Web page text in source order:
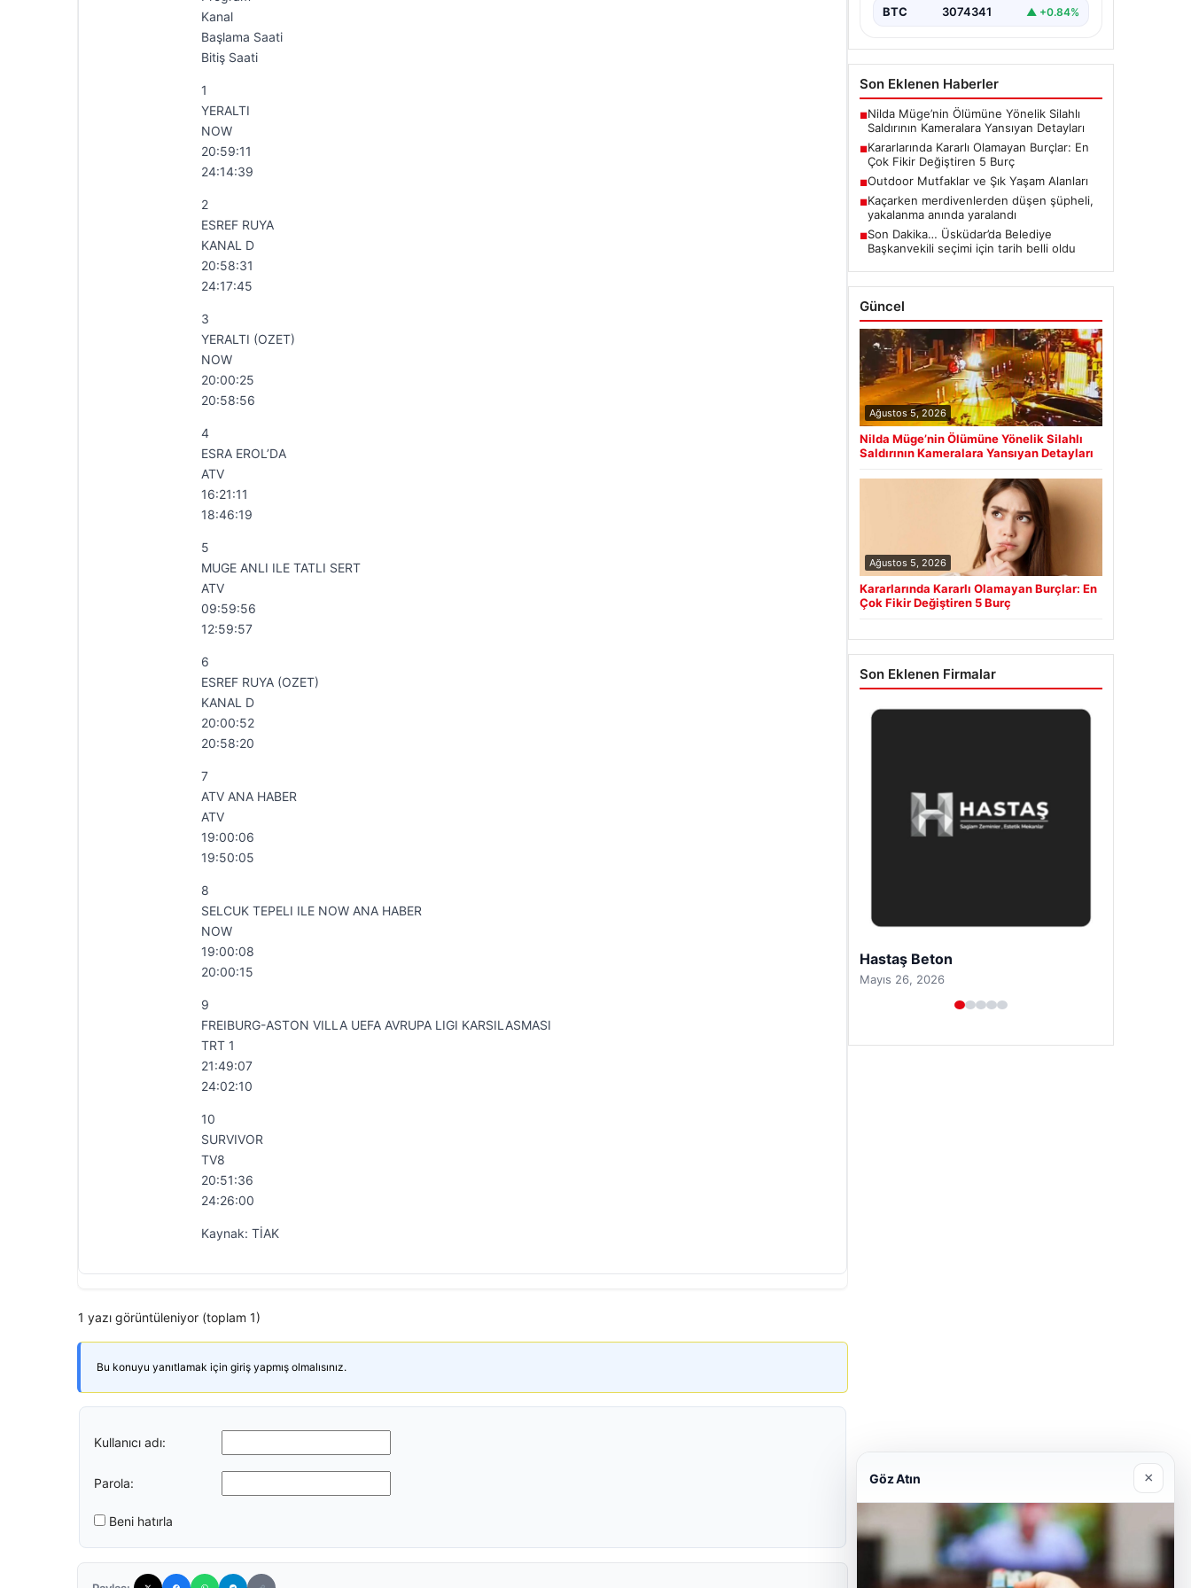
Kanal
Başlama Saati
Bitiş Saati
1
YERALTI
NOW
20:59:11
24:14:39
2
ESREF RUYA
KANAL D
20:58:31
24:17:45
3
YERALTI (OZET)
NOW
20:00:25
20:58:56
4
ESRA EROL’DA
ATV
16:21:11
18:46:19
5
MUGE ANLI ILE TATLI SERT
ATV
09:59:56
12:59:57
6
ESREF RUYA (OZET)
KANAL D
20:00:52
20:58:20
7
ATV ANA HABER
ATV
19:00:06
19:50:05
8
SELCUK TEPELI ILE NOW ANA HABER
NOW
19:00:08
20:00:15
9
FREIBURG-ASTON VILLA UEFA AVRUPA LIGI KARSILASMASI
TRT 1
21:49:07
24:02:10
10
SURVIVOR
TV8
20:51:36
24:26:00
Kaynak: TİAK
1 yazı görüntüleniyor (toplam 1)
Bu konuyu yanıtlamak için giriş yapmış olmalısınız.
Kullanıcı adı:
Parola:
Beni hatırla
BTC 3074341 ▲ +0.84%
Son Eklenen Haberler
■Nilda Müge’nin Ölümüne Yönelik Silahlı
Saldırının Kameralara Yansıyan Detayları
■Kararlarında Kararlı Olamayan Burçlar: En
Çok Fikir Değiştiren 5 Burç
■Outdoor Mutfaklar ve Şık Yaşam Alanları
■Kaçarken merdivenlerden düşen şüpheli,
yakalanma anında yaralandı
■Son Dakika… Üsküdar’da Belediye
Başkanvekili seçimi için tarih belli oldu
Güncel
Ağustos 5, 2026
Nilda Müge’nin Ölümüne Yönelik Silahlı
Saldırının Kameralara Yansıyan Detayları
Ağustos 5, 2026
Kararlarında Kararlı Olamayan Burçlar: En
Çok Fikir Değiştiren 5 Burç
Son Eklenen Firmalar
Prenses Night Club
Nisan 29, 2026
Göz Atın ×